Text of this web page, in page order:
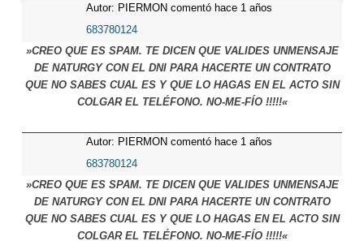
Autor: PIERMON comentó hace 1 años
683780124
»CREO QUE ES SPAM. TE DICEN QUE VALIDES UNMENSAJE
DE NATURGY CON EL DNI PARA HACERTE UN CONTRATO
QUE NO SABES CUAL ES Y QUE LO HAGAS EN EL ACTO SIN
COLGAR EL TELÉFONO. NO-ME-FÍO !!!!!«
Autor: PIERMON comentó hace 1 años
683780124
»CREO QUE ES SPAM. TE DICEN QUE VALIDES UNMENSAJE
DE NATURGY CON EL DNI PARA HACERTE UN CONTRATO
QUE NO SABES CUAL ES Y QUE LO HAGAS EN EL ACTO SIN
COLGAR EL TELÉFONO. NO-ME-FÍO !!!!!«